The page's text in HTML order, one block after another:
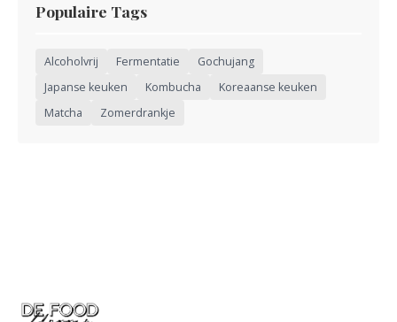
Populaire Tags
Alcoholvrij Fermentatie
Gochujang
Japanse keuken
Kombucha
Koreaanse keuken
Matcha
Zomerdrankje